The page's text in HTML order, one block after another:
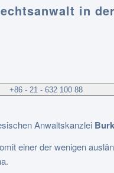
in
+86 - 21 - 632 100 88
Anwaltskanzlei
einer der wenigen